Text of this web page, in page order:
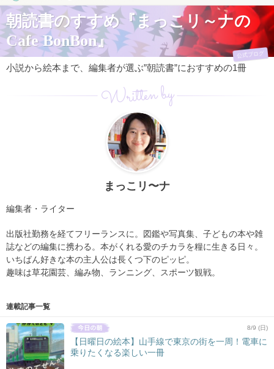
朝読書のすすめ『まっこリ～ナの
Cafe BonBon』
公式ブログ
小説から絵本まで、編集者が選ぶ”朝読書”におすすめの1冊
Written by
まっこリ〜ナ
編集者・ライター
出版社勤務を経てフリーランスに。図鑑や写真集、子どもの本や雑
誌などの編集に携わる。本がくれる愛のチカラを糧に生きる日々。
いちばん好きな本の主人公は長くつ下のピッピ。
趣味は草花園芸、編み物、ランニング、スポーツ観戦。
連載記事一覧
8/9 (日)
【日曜日の絵本】山手線で東京の街を一周！電車に
乗りたくなる楽しい一冊